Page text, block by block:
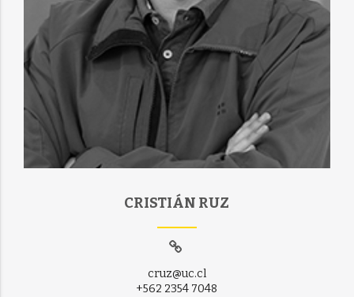
CRISTIÁN RUZ
cruz@uc.cl
+562 2354 7048